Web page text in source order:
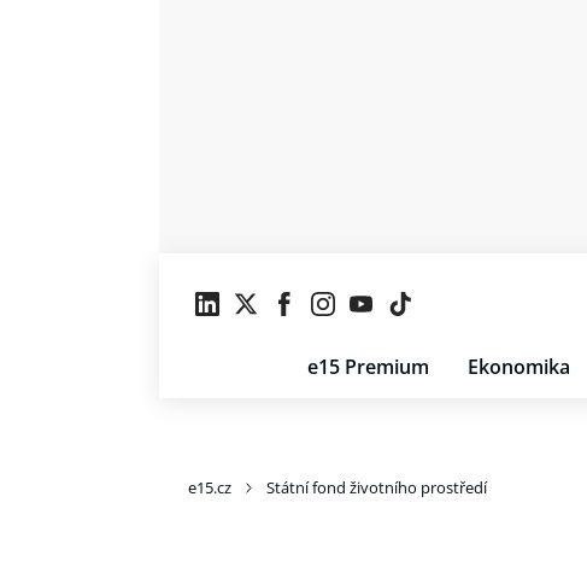
e15 Premium Ekonomika
e15.cz Státní fond životního prostředí